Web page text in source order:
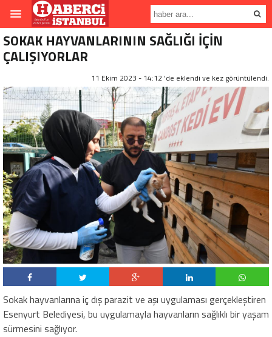
SOKAK HAYVANLARININ SAĞLIĞI İÇİN
ÇALIŞIYORLAR
11 Ekim 2023 - 14:12 'de eklendi ve kez görüntülendi.
Sokak hayvanlarına iç dış parazit ve aşı uygulaması gerçekleştiren
Esenyurt Belediyesi, bu uygulamayla hayvanların sağlıklı bir yaşam
sürmesini sağlıyor.